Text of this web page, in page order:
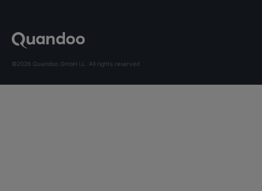
©2026 Quandoo GmbH i.L. All rights reserved